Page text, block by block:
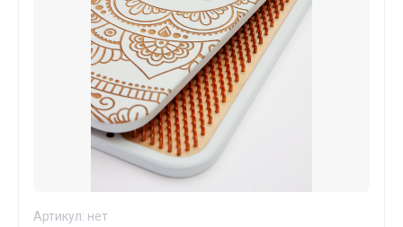
Артикул: нет